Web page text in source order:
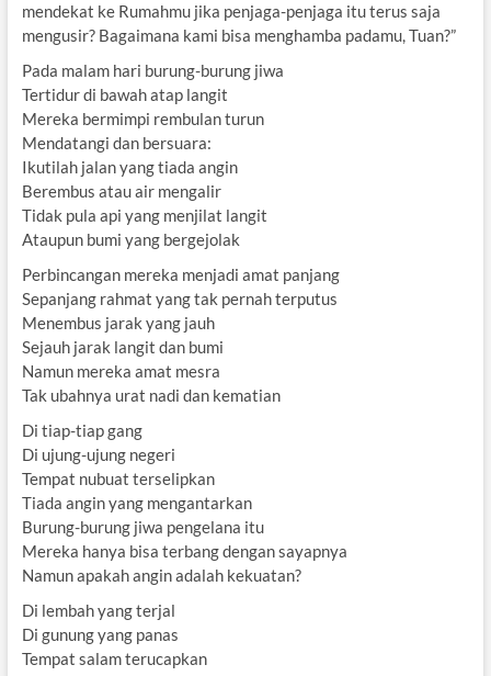
mendekat ke Rumahmu jika penjaga-penjaga itu terus saja
mengusir? Bagaimana kami bisa menghamba padamu, Tuan?”
Pada malam hari burung-burung jiwa
Tertidur di bawah atap langit
Mereka bermimpi rembulan turun
Mendatangi dan bersuara:
Ikutilah jalan yang tiada angin
Berembus atau air mengalir
Tidak pula api yang menjilat langit
Ataupun bumi yang bergejolak
Perbincangan mereka menjadi amat panjang
Sepanjang rahmat yang tak pernah terputus
Menembus jarak yang jauh
Sejauh jarak langit dan bumi
Namun mereka amat mesra
Tak ubahnya urat nadi dan kematian
Di tiap-tiap gang
Di ujung-ujung negeri
Tempat nubuat terselipkan
Tiada angin yang mengantarkan
Burung-burung jiwa pengelana itu
Mereka hanya bisa terbang dengan sayapnya
Namun apakah angin adalah kekuatan?
Di lembah yang terjal
Di gunung yang panas
Tempat salam terucapkan